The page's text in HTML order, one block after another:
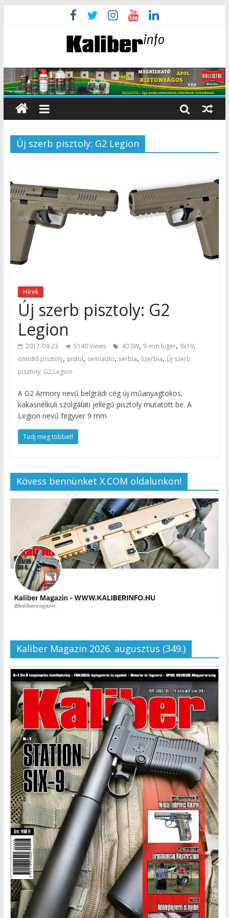
Új szerb pisztoly: G2 Legion
Hírek
Új szerb pisztoly: G2
Legion
2017-04-23 5140 Views 40 SW, 9 mm luger, 9x19,
öntöltő pisztoly, pistol, semiauto, serbia, Szerbia, Új szerb
pisztoly: G2 Legion
A G2 Armory nevű belgrádi cég új műanyagtokos,
kakasnélküli szolgálati jellegű pisztoly mutatott be. A
Legion nevű fegyver 9 mm
Tudj meg többet!
Kövess bennünket X.COM oldalunkon!
Kaliber Magazin 2026. augusztus (349.)